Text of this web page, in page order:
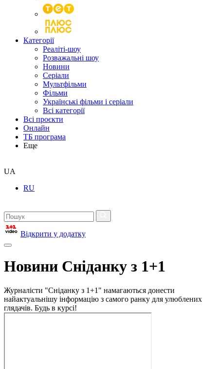
Категорії
Реаліті-шоу
Розважальні шоу
Новини
Серіали
Мультфільми
Фільми
Українські фільми і серіали
Всі категорії
Всі проєкти
Онлайн
ТБ програма
Еще
UA
RU
Відкрити у додатку
Новини Сніданку з 1+1
Журналісти "Сніданку з 1+1" намагаються донести
найактуальнішу інформацію з самого ранку для улюблених
глядачів. Будь в курсі!